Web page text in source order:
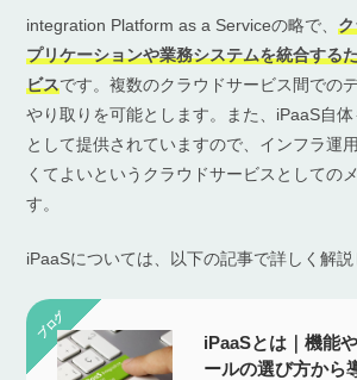
integration Platform as a Serviceの略で、
プリケーションや業務システムを統合する
ビスです。複数のクラウドサービス間での
やり取りを可能とします。また、iPaaS自
として提供されていますので、インフラ運
くてよいというクラウドサービスとしての
す。
iPaaSについては、以下の記事で詳しく解説
iPaaSとは｜機能
ールの選び方から